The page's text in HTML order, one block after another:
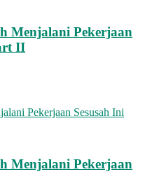
Menjalani Pekerjaan
II
Menjalani Pekerjaan